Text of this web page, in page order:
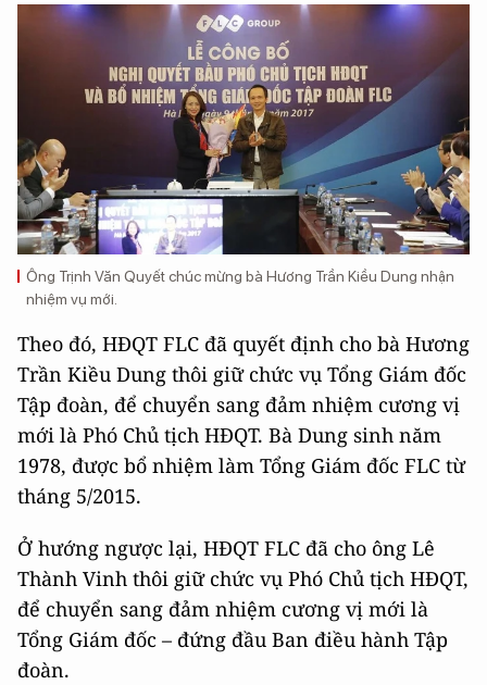
Ông Trịnh Văn Quyết chúc mừng bà Hương Trần Kiều Dung nhận
nhiệm vụ mới.
Theo đó, HĐQT FLC đã quyết định cho bà Hương
Trần Kiều Dung thôi giữ chức vụ Tổng Giám đốc
Tập đoàn, để chuyển sang đảm nhiệm cương vị
mới là Phó Chủ tịch HĐQT. Bà Dung sinh năm
1978, được bổ nhiệm làm Tổng Giám đốc FLC từ
tháng 5/2015.
Ở hướng ngược lại, HĐQT FLC đã cho ông Lê
Thành Vinh thôi giữ chức vụ Phó Chủ tịch HĐQT,
để chuyển sang đảm nhiệm cương vị mới là
Tổng Giám đốc – đứng đầu Ban điều hành Tập
đoàn.